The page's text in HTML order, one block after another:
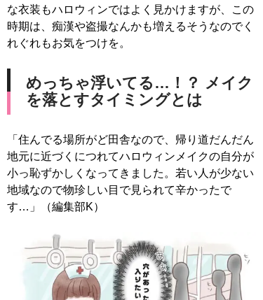
な衣装もハロウィンではよく見かけますが、この
時期は、痴漢や盗撮なんかも増えるそうなのでく
れぐれもお気をつけを。
めっちゃ浮いてる…！？ メイク
を落とすタイミングとは
「住んでる場所がど田舎なので、帰り道だんだん
地元に近づくにつれてハロウィンメイクの自分が
小っ恥ずかしくなってきました。若い人が少ない
地域なので物珍しい目で見られて辛かったで
す…」（編集部K）